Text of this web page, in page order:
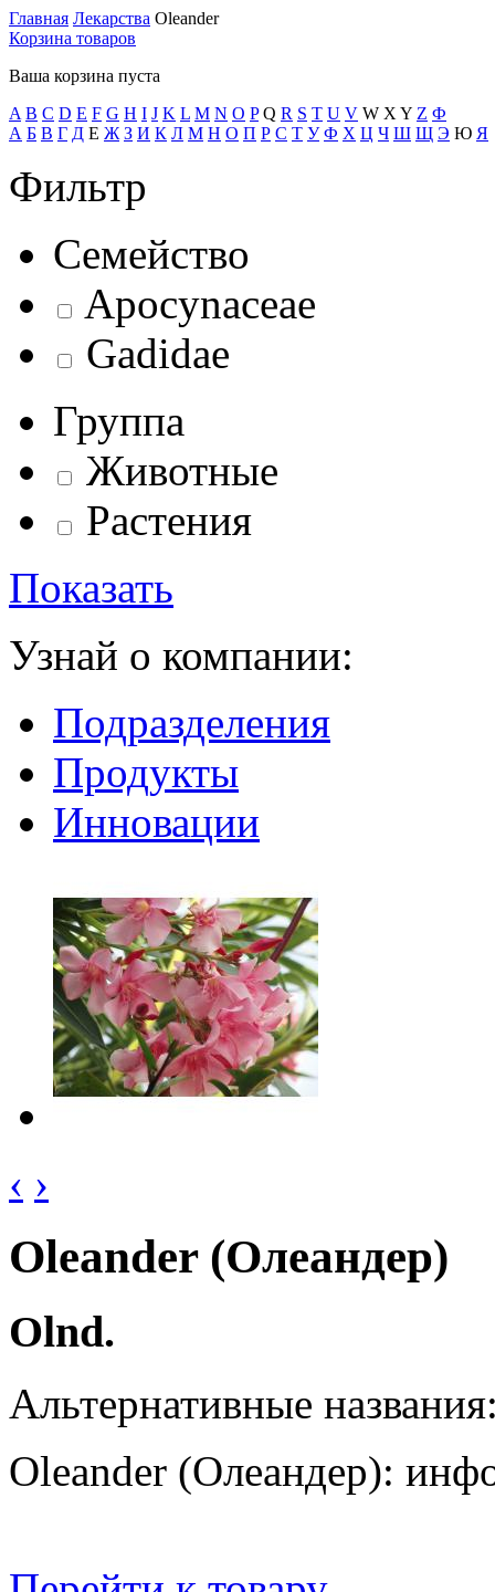
Главная Лекарства Oleander
Корзина товаров
Ваша корзина пуста
A B C D E F G H I J K L M N O P Q R S T U V W X Y Z Ф
А Б В Г Д Е Ж З И К Л М Н О П Р С Т У Ф Х Ц Ч Ш Щ Э Ю Я
Фильтр
Семейство
Apocynaceae
Gadidae
Группа
Животные
Растения
Показать
Узнай о компании:
Подразделения
Продукты
Инновации
‹ ›
Oleander (Олеандер)
Olnd.
Альтернативные
Oleander (Олеандер):